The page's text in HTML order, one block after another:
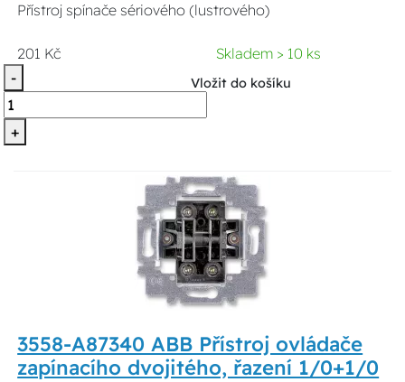
Přístroj spínače sériového (lustrového)
201 Kč
Skladem > 10 ks
-
+
Vložit do košíku
3558-A87340 ABB Přístroj ovládače
zapínacího dvojitého, řazení 1/0+1/0